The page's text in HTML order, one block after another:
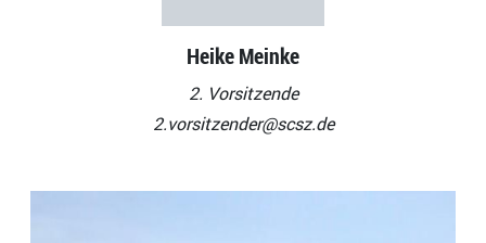
Heike Meinke
2. Vorsitzende
2.vorsitzender@scsz.de